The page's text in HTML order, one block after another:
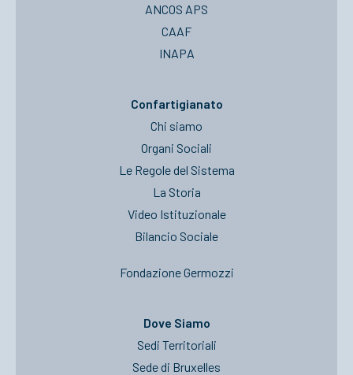
ANCOS APS
CAAF
INAPA
Confartigianato
Chi siamo
Organi Sociali
Le Regole del Sistema
La Storia
Video Istituzionale
Bilancio Sociale
Fondazione Germozzi
Dove Siamo
Sedi Territoriali
Sede di Bruxelles